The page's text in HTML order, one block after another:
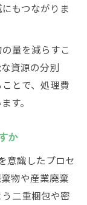
もつながりま
量を減らすこ
資源の分別
とで、処理費
す。
か
意識したプロセ
物や産業廃棄
二重梱包や密